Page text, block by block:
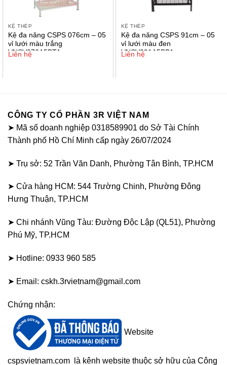
KỆ THÉP
Kệ đa năng CSPS 076cm – 05
vỉ lưới màu trắng
VNSV076A5BT1
Liên hệ
KỆ THÉP
Kệ đa năng CSPS 91cm – 05
vỉ lưới màu đen
VNSV091A5BB1
Liên hệ
CÔNG TY CỔ PHẦN 3R VIỆT NAM
➤ Mã số doanh nghiệp 0318589901 do Sở Tài Chính
Thành phố Hồ Chí Minh cấp ngày 26/07/2024
➤ Trụ sở: 52 Trần Văn Danh, Phường Tân Bình, TP.HCM
➤ Cửa hàng HCM: 544 Trường Chinh, Phường Đông
Hưng Thuận, TP.HCM
➤ Chi nhánh Vũng Tàu: Đường Độc Lập (QL51), Phường
Phú Mỹ, TP.HCM
➤ Hotline: 0933 960 585
➤ Email: cskh.3rvietnam@gmail.com
Chứng nhận:
Website
cspsvietnam.com là kênh website thuộc sở hữu của Công